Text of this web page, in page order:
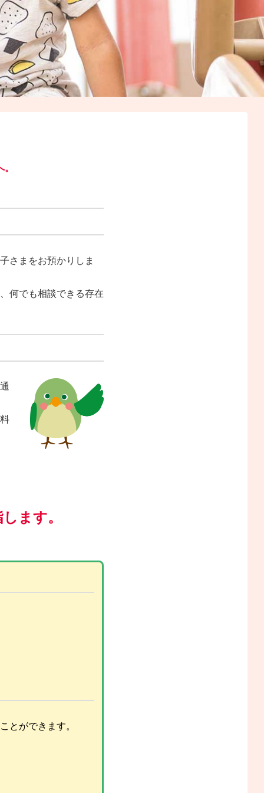
さまをお預かりしま
何でも相談できる存在
ます。
とができます。